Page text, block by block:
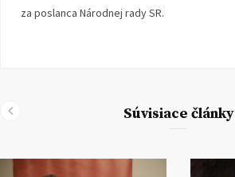
za poslanca Národnej rady SR.
Súvisiace články